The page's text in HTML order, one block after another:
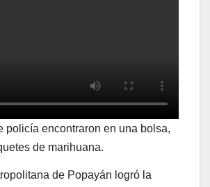
policía encontraron en una bolsa,
de marihuana.
de Popayán logró la